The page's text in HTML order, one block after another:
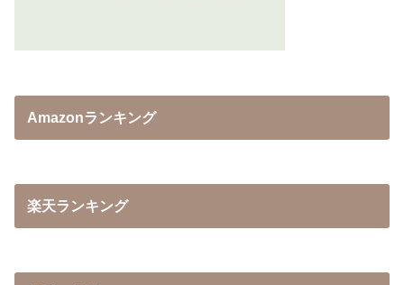
Amazonランキング
楽天ランキング